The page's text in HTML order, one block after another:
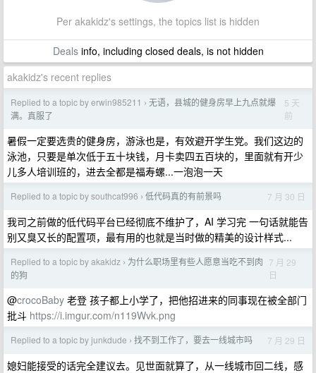
Per akakidz's settings, the topics list is hidden
Dealsinfo, including closed deals, is not hidden
akakidz's recent replies
Replied to a topic by erwin985211 › 无语，县城的健身房早上九点就爆
满。真服了
5 天
前
暑假一定要选贵的健身房，游泳也是，有效避开学生党。我们这边的
泳池，只要是单次低于五十块钱，月卡卖四五百块的，里面就有开少
儿多人培训班的，进去全都是福寿螺...一泡泡一天
Replied to a topic by southcat996 › 低代码真的有前景吗 7 月 30 日
我司之前做的低代码平台已经彻底不维护了，AI 学习完 一句话就能告
别又臭又长的配置项，最有用的也就是当时做的精美的设计样式...
Replied to a topic by akakidz › 为什么职场里有些人愿意当吃不到肉
的狗
7 月 29
日
@crocoBaby 老登 孩子都上小学了，把他招进来的同事现在被全部门
批斗 https://i.imgur.com/n119Wvk.png
Replied to a topic by junkdude › 找不到工作了，要去一线城市吗 7 月 29 日
媳妇能接受的话完全建议去。见世面就算了，从一线城市回二线，感